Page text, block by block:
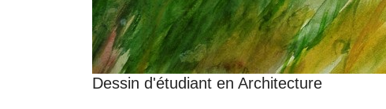
Dessin d'étudiant en Architecture